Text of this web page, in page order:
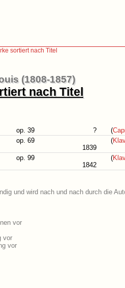
sortiert nach Titel
(1808-1857)
nach Titel
op. 39 ? (
op. 69
1839
(
op. 99
1842
(
und wird nach und nach durch die
vor
vor
vor